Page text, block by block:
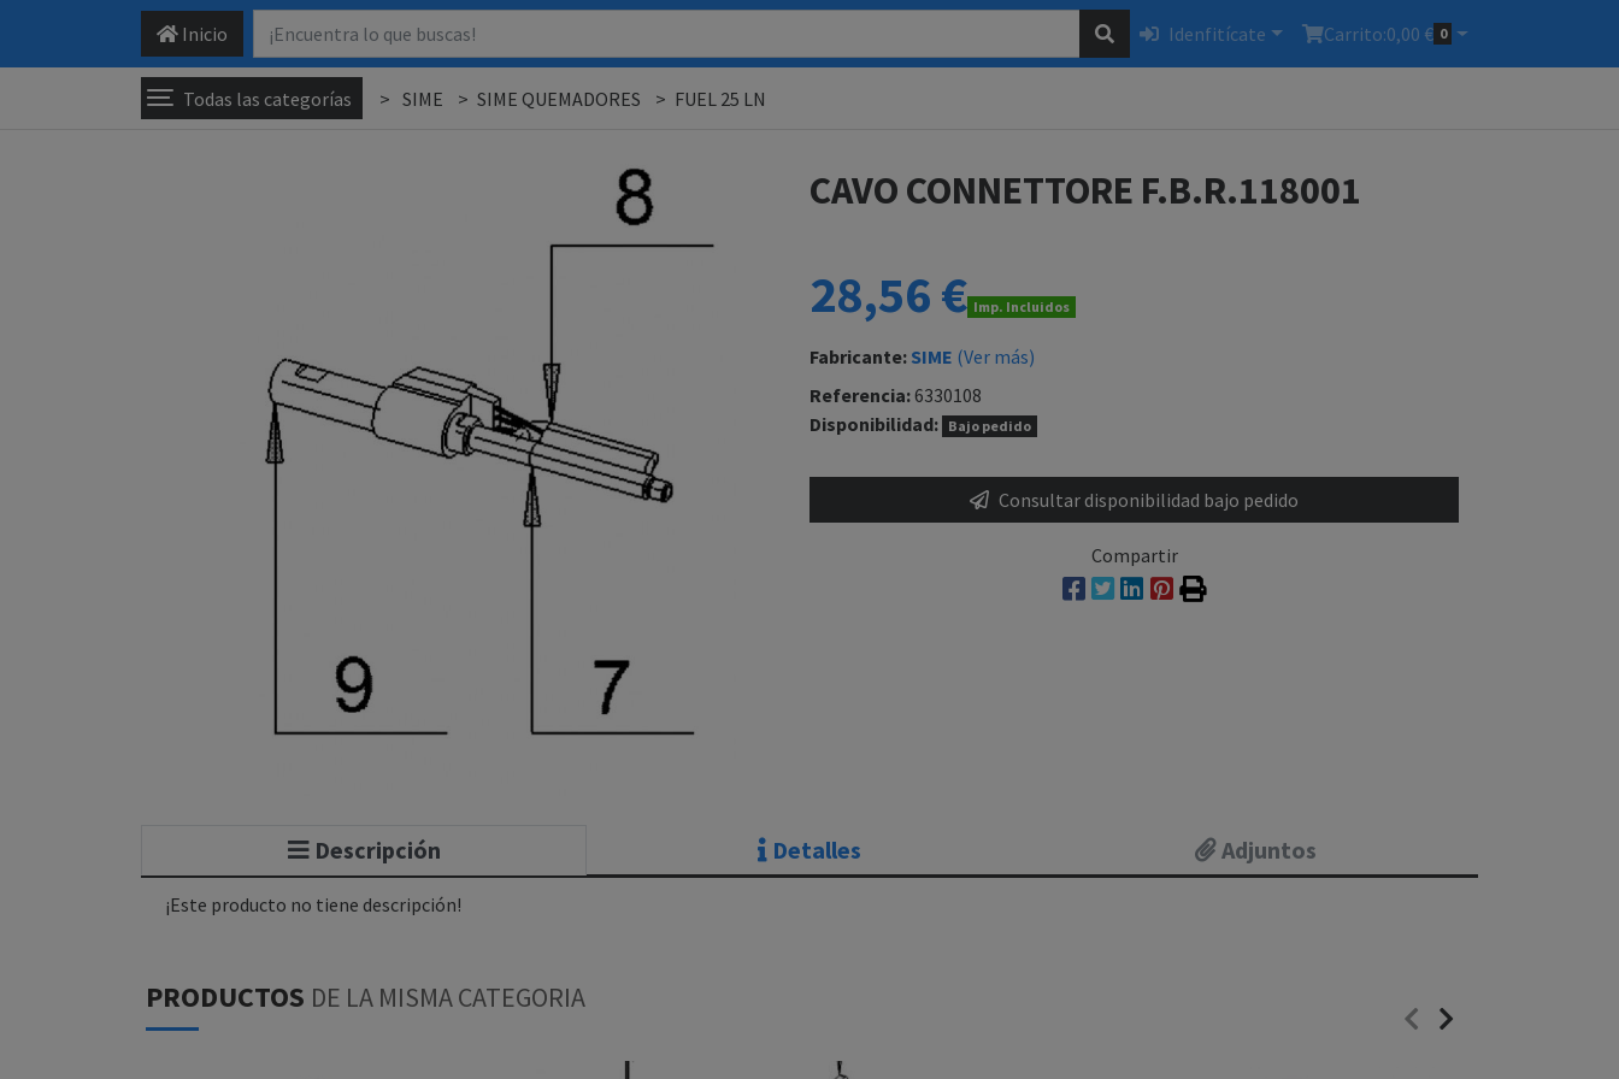
Inicio Idenfitícate Carrito:0,00 € 0
Todas las categorías SIME SIME QUEMADORES FUEL 25 LN
CAVO CONNETTORE F.B.R.118001
28,56 € Imp. Incluidos
Fabricante: SIME (Ver más)
Referencia:6330108
Disponibilidad: Bajo pedido
Consultar disponibilidad bajo pedido
Compartir
Descripción Detalles Adjuntos
¡Este producto no tiene descripción!
PRODUCTOS DE LA MISMA CATEGORIA